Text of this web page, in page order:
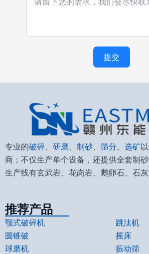
提交
Alternative:
专业的破碎、 研磨、 制砂、 筛分、 选矿
商；不仅生产单个设备，还提供全套制
生产线有玄武岩、花岗岩、鹅卵石、石灰
推荐产品
颚式破碎机
圆锥破
球磨机
跳汰机
摇床
振动筛